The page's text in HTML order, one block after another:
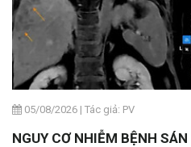
05/08/2026 | Tác giả: PV
NGUY CƠ NHIỄM BỆNH